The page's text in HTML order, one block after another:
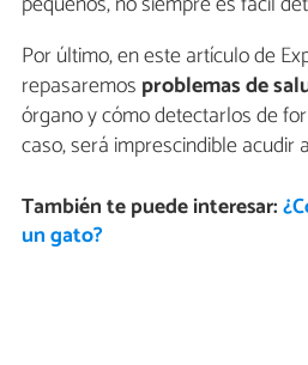
Por último, en este artículo de
repasaremos problemas de
órgano y cómo detectarlos de
caso, será imprescindible acudir
También te puede interesar:
un gato?